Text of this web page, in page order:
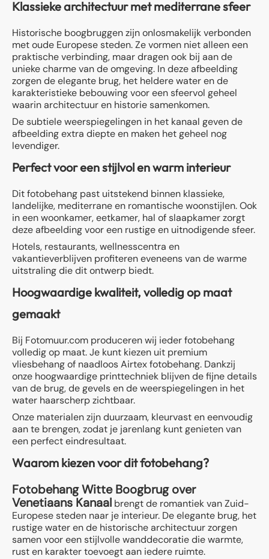
Klassieke architectuur met mediterrane sfeer
Historische boogbruggen zijn onlosmakelijk verbonden
met oude Europese steden. Ze vormen niet alleen een
praktische verbinding, maar dragen ook bij aan de
unieke charme van de omgeving. In deze afbeelding
zorgen de elegante brug, het heldere water en de
karakteristieke bebouwing voor een sfeervol geheel
waarin architectuur en historie samenkomen.
De subtiele weerspiegelingen in het kanaal geven de
afbeelding extra diepte en maken het geheel nog
levendiger.
Perfect voor een stijlvol en warm interieur
Dit fotobehang past uitstekend binnen klassieke,
landelijke, mediterrane en romantische woonstijlen. Ook
in een woonkamer, eetkamer, hal of slaapkamer zorgt
deze afbeelding voor een rustige en uitnodigende sfeer.
Hotels, restaurants, wellnesscentra en
vakantieverblijven profiteren eveneens van de warme
uitstraling die dit ontwerp biedt.
Hoogwaardige kwaliteit, volledig op maat
gemaakt
Bij Fotomuur.com produceren wij ieder fotobehang
volledig op maat. Je kunt kiezen uit premium
vliesbehang of naadloos Airtex fotobehang. Dankzij
onze hoogwaardige printtechniek blijven de fijne details
van de brug, de gevels en de weerspiegelingen in het
water haarscherp zichtbaar.
Onze materialen zijn duurzaam, kleurvast en eenvoudig
aan te brengen, zodat je jarenlang kunt genieten van
een perfect eindresultaat.
Waarom kiezen voor dit fotobehang?
Fotobehang Witte Boogbrug over
Venetiaans Kanaal brengt de romantiek van Zuid-
Europese steden naar je interieur. De elegante brug, het
rustige water en de historische architectuur zorgen
samen voor een stijlvolle wanddecoratie die warmte,
rust en karakter toevoegt aan iedere ruimte.